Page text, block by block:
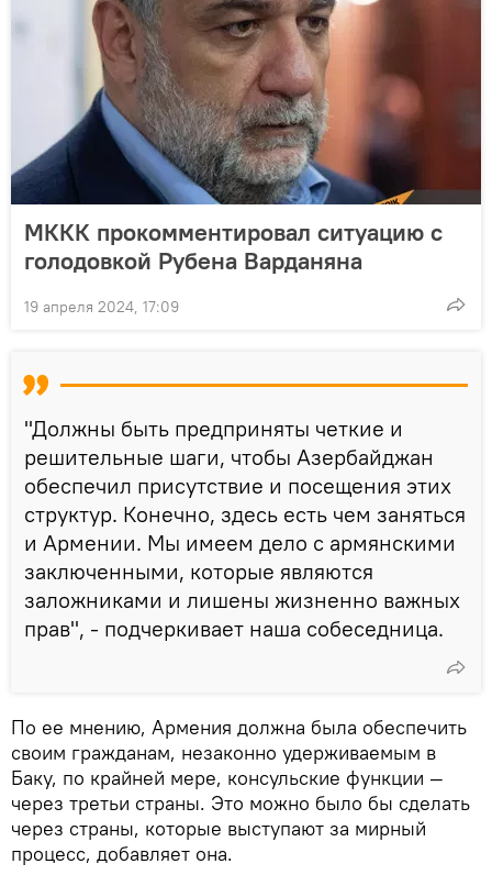
МККК прокомментировал ситуацию с
голодовкой Рубена Варданяна
19 апреля 2024, 17:09
"Должны быть предприняты четкие и
решительные шаги, чтобы Азербайджан
обеспечил присутствие и посещения этих
структур. Конечно, здесь есть чем заняться
и Армении. Мы имеем дело с армянскими
заключенными, которые являются
заложниками и лишены жизненно важных
прав", - подчеркивает наша собеседница.
По ее мнению, Армения должна была обеспечить
своим гражданам, незаконно удерживаемым в
Баку, по крайней мере, консульские функции —
через третьи страны. Это можно было бы сделать
через страны, которые выступают за мирный
процесс, добавляет она.